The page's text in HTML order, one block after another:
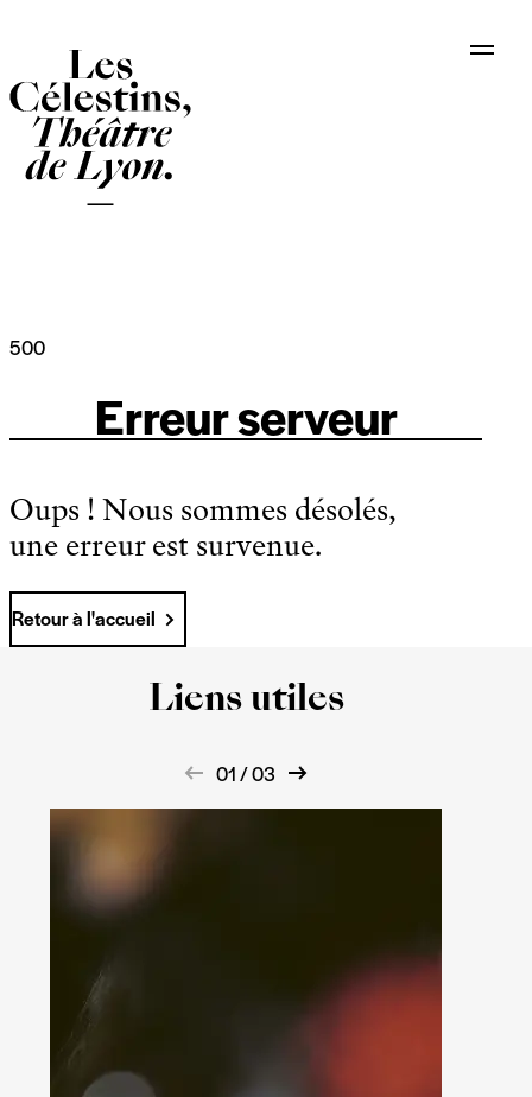
500
Erreur serveur
Oups ! Nous sommes désolés,
une erreur est survenue.
Retour à l'accueil
Liens utiles
01 / 03